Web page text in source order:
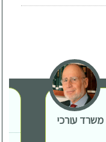
משרד עורכי